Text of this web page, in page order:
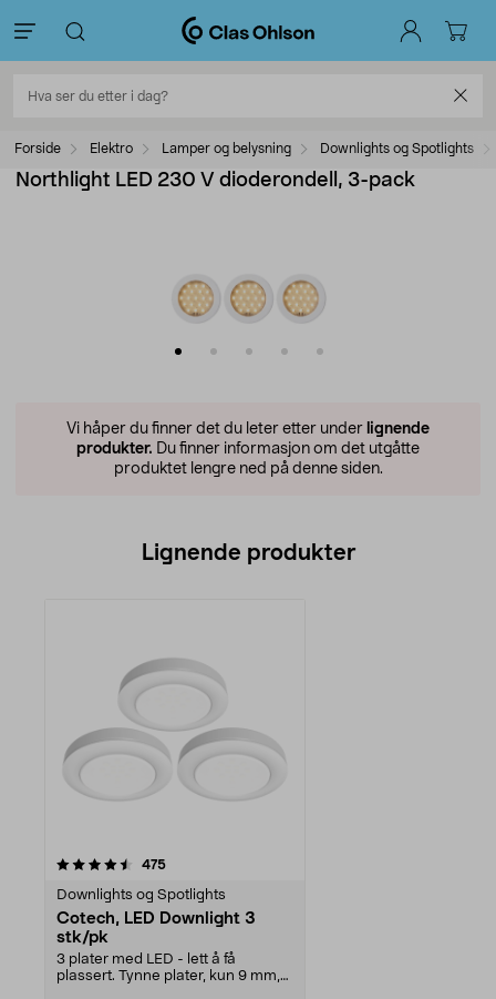
Forside Elektro Lamper og belysning Downlights og Spotlights
Northlight LED 230 V dioderondell, 3-pack
Vi håper du finner det du leter etter under lignende
produkter. Du finner informasjon om det utgåtte
produktet lengre ned på denne siden.
Lignende produkter
475anmeldelser
Downlights og Spotlights
Cotech, LED Downlight 3
stk/pk
3 plater med LED - lett å få
plassert. Tynne plater, kun 9 mm,